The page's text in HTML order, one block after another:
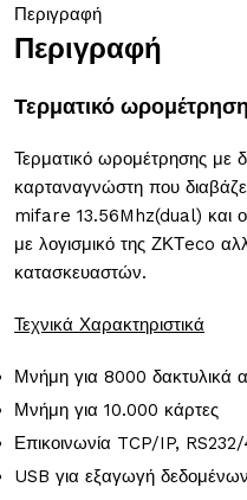
Περιγραφή
Περιγραφή
Τερματικό
Τερματικό ωρομέτρησης με
καρταναγνώστη που
mifare 13.56Mhz(dual) και
με λογισμικό της ΖΚΤeco
κατασκευαστών.
Τεχνικά Χαρακτηριστικά
Μνήμη για 8000 δακτυλικά
Μνήμη για 10.000 κάρτες
Επικοινωνία TCP/IP,
USB για εξαγωγή